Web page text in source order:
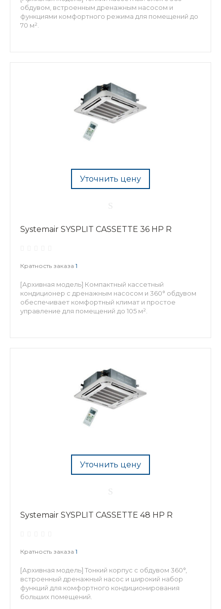
обдувом, встроенным дренажным насосом и
функциями комфортного режима для помещений до
70 м².
Уточнить цену
Systemair SYSPLIT CASSETTE 36 HP R
Кратность заказа 1
[Архивная модель] Компактный кассетный
кондиционер с дренажным насосом и 360° обдувом
обеспечивает комфортный климат и простое
управление для помещений до 105 м².
Уточнить цену
Systemair SYSPLIT CASSETTE 48 HP R
Кратность заказа 1
[Архивная модель] Тонкий корпус с обдувом 360°,
встроенный дренажный насос и широкий набор
функций для комфортного кондиционирования
больших помещений.